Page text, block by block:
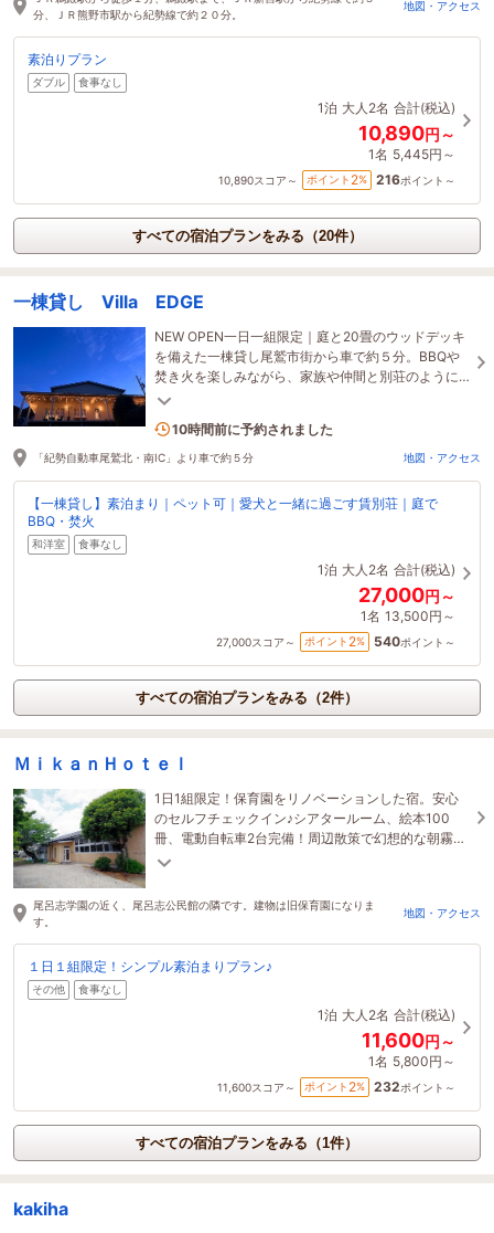
分、ＪＲ熊野市駅から紀勢線で約２０分。
地図・アクセス
素泊りプラン
ダブル 食事なし
1泊 大人2名 合計(税込)
10,890円～
1名 5,445円～
10,890スコア～ ポイント 2% 216ポイント～
すべての宿泊プランをみる（20件）
一棟貸し Villa EDGE
NEW OPEN一日一組限定｜庭と20畳のウッドデッキ
を備えた一棟貸し尾鷲市街から車で約５分。BBQや
焚き火を楽しみながら、家族や仲間と別荘のように
自由な時間を。
1名がこの宿を見ています
「紀勢自動車尾鷲北・南IC」より車で約５分 地図・アクセス
【一棟貸し】素泊まり｜ペット可｜愛犬と一緒に過ごす賃別荘｜庭で
BBQ・焚火
和洋室 食事なし
1泊 大人2名 合計(税込)
27,000円～
1名 13,500円～
27,000スコア～ ポイント 2% 540ポイント～
すべての宿泊プランをみる（2件）
ＭｉｋａｎＨｏｔｅｌ
1日1組限定！保育園をリノベーションした宿。安心
のセルフチェックイン♪シアタールーム、絵本100
冊、電動自転車2台完備！周辺散策で幻想的な朝霧
「風伝おろし（ふうでんおろし）」が見えることも♪
尾呂志学園の近く、尾呂志公民館の隣です。建物は旧保育園になりま
す。
地図・アクセス
１日１組限定！シンプル素泊まりプラン♪
その他 食事なし
1泊 大人2名 合計(税込)
11,600円～
1名 5,800円～
11,600スコア～ ポイント 2% 232ポイント～
すべての宿泊プランをみる（1件）
kakiha